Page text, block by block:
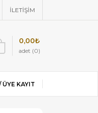
İLETIŞIM
adet (0)
0,00₺
ÜYE KAYIT